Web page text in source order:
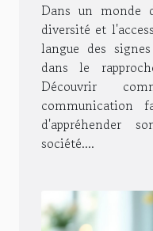
Dans un monde
diversité et
langue des
dans le
Découvrir
communication
d'appréhender
société....